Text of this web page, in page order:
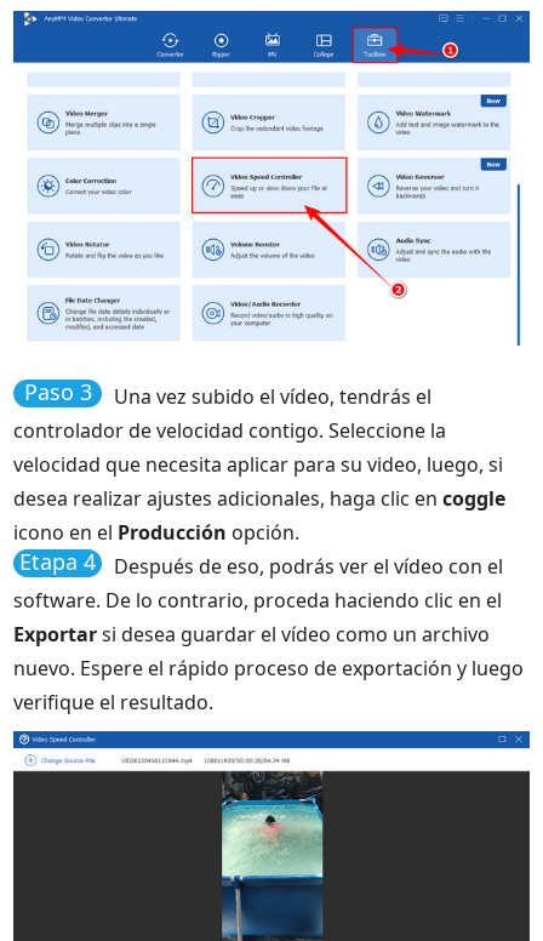
Paso 3
Una vez subido el vídeo, tendrás el
controlador de velocidad contigo. Seleccione la
velocidad que necesita aplicar para su video, luego, si
desea realizar ajustes adicionales, haga clic encoggle
icono en el Producción opción.
Etapa 4
Después de eso, podrás ver el vídeo con el
software. De lo contrario, proceda haciendo clic en el
Exportarsi desea guardar el vídeo como un archivo
nuevo. Espere el rápido proceso de exportación y luego
verifique el resultado.